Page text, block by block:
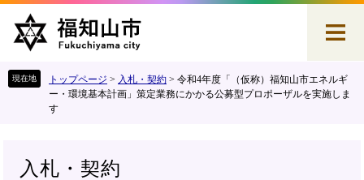
トップページ > 入札・契約 > 令和4年度「（仮称）福知山市エネルギ
ー・環境基本計画」策定業務にかかる公募型プロポーザルを実施しま
す
入札・契約